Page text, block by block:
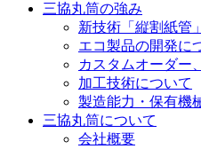
三協丸筒の強み
新技術「縦割紙管」
エコ製品の開発に
カスタムオーダー
加工技術について
製造能力・保有機
三協丸筒について
会社概要